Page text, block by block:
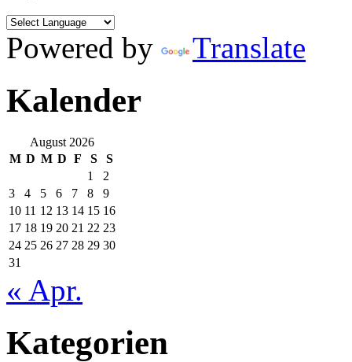
Powered by Translate
Kalender
August 2026
M D M D F S
S
1
2
3
4 5 6 7 8
9
10 11 12 13 14 15 16
17 18 19 20 21 22 23
24 25 26 27 28 29 30
31
« Apr.
Kategorien